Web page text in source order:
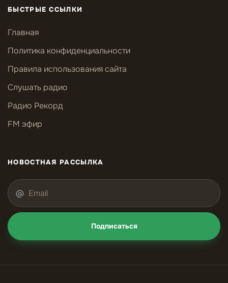
БЫСТРЫЕ ССЫЛКИ
Главная
Политика конфиденциальности
Правила использования сайта
Слушать радио
Радио Рекорд
FM эфир
НОВОСТНАЯ РАССЫЛКА
Подписаться